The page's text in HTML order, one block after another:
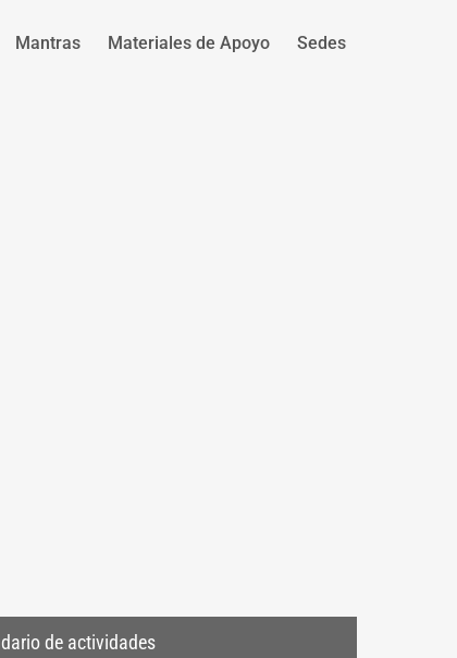
Mantras Materiales de Apoyo Sedes
de actividades